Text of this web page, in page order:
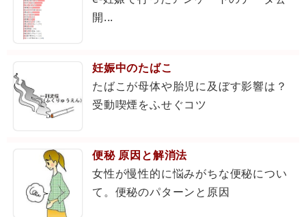
開...
妊娠中のたばこ
たばこが母体や胎児に及ぼす影響は？
受動喫煙をふせぐコツ
便秘 原因と解消法
女性が慢性的に悩みがちな便秘につい
て。便秘のパターンと原因